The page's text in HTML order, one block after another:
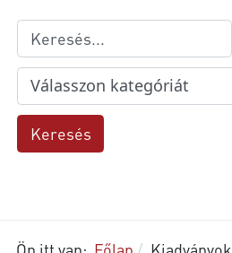
Ön itt van: Főlap Kiadványok